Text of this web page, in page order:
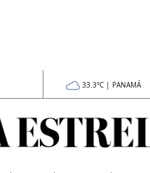
33.3°C | PANAMÁ